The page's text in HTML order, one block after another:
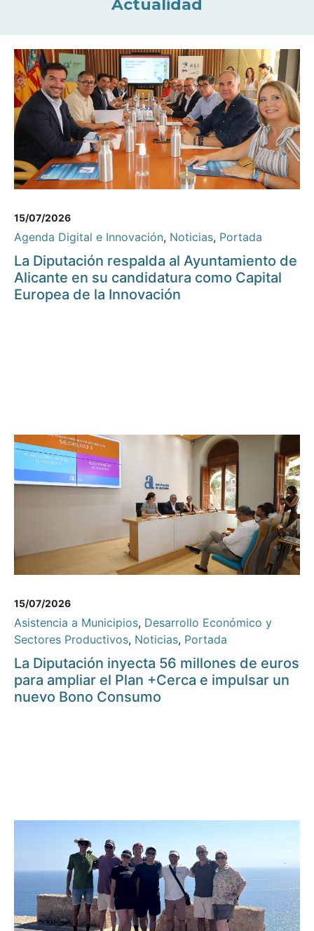
Actualidad
15/07/2026
Agenda Digital e Innovación, Noticias, Portada
La Diputación respalda al Ayuntamiento de
Alicante en su candidatura como Capital
Europea de la Innovación
15/07/2026
Asistencia a Municipios, Desarrollo Económico y
Sectores Productivos, Noticias, Portada
La Diputación inyecta 56 millones de euros
para ampliar el Plan +Cerca e impulsar un
nuevo Bono Consumo